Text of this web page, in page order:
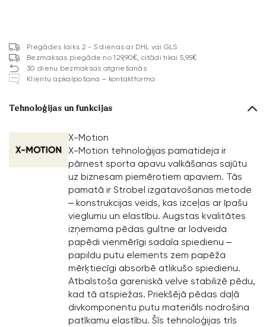
Piegādes laiks 2 - 5 dienas ar DHL vai GLS
Bezmaksas piegāde no 129,90€, citādi tikai 5,95€
30 dienu bezmaksas atgriešanās
Klientu apkalpošana – kontaktforma
Tehnoloģijas un funkcijas
X-Motion
X-Motion tehnoloģijas pamatideja ir
pārnest sporta apavu valkāšanas sajūtu
uz biznesam piemērotiem apaviem. Tās
pamatā ir Strobel izgatavošanas metode
– konstrukcijas veids, kas izceļas ar īpašu
vieglumu un elastību. Augstas kvalitātes
izņemama pēdas gultne ar lodveida
papēdi vienmērīgi sadala spiedienu –
papildu putu elements zem papēža
mērķtiecīgi absorbē atlikušo spiedienu.
Atbalstoša gareniskā velve stabilizē pēdu,
kad tā atspiežas. Priekšējā pēdas daļā
divkomponentu putu materiāls nodrošina
patīkamu elastību. Šīs tehnoloģijas trīs